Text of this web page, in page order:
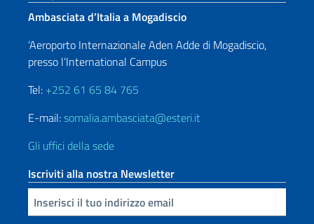
Ambasciata d’Italia a Mogadiscio
‘Aeroporto Internazionale Aden Adde di Mogadiscio,
presso l’International Campus
Tel: +252 61 65 84 765
E-mail:somalia.ambasciata@esteri.it
Gli uffici della sede
Iscriviti alla nostra Newsletter
Inserisci la tua email